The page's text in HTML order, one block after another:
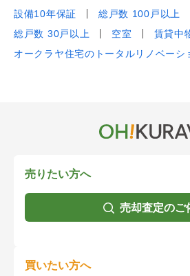
設備10年保証
総戸数 100戸以上
総戸数 30戸以上
空室
賃貸中
オークラヤ住宅のトータルリノベーシ
売りたい方へ
売却査定のご
買いたい方へ